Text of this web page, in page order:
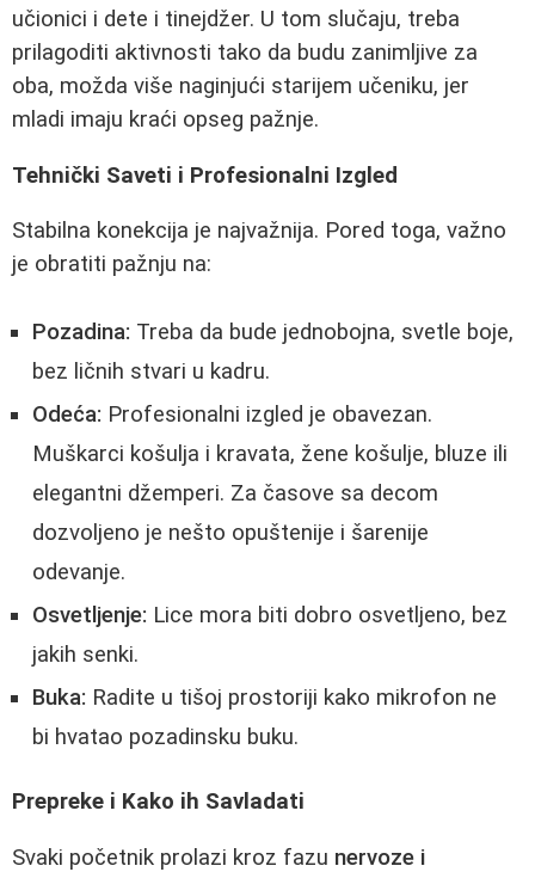
učionici i dete i tinejdžer. U tom slučaju, treba
prilagoditi aktivnosti tako da budu zanimljive za
oba, možda više naginjući starijem učeniku, jer
mladi imaju kraći opseg pažnje.
Tehnički Saveti i Profesionalni Izgled
Stabilna konekcija je najvažnija. Pored toga, važno
je obratiti pažnju na:
Pozadina: Treba da bude jednobojna, svetle boje,
bez ličnih stvari u kadru.
Odeća: Profesionalni izgled je obavezan.
Muškarci košulja i kravata, žene košulje, bluze ili
elegantni džemperi. Za časove sa decom
dozvoljeno je nešto opuštenije i šarenije
odevanje.
Osvetljenje: Lice mora biti dobro osvetljeno, bez
jakih senki.
Buka: Radite u tišoj prostoriji kako mikrofon ne
bi hvatao pozadinsku buku.
Prepreke i Kako ih Savladati
Svaki početnik prolazi kroz fazu nervoze i